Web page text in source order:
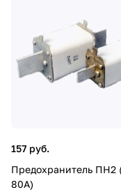
157 руб.
Предохранитель ПН2
80А)